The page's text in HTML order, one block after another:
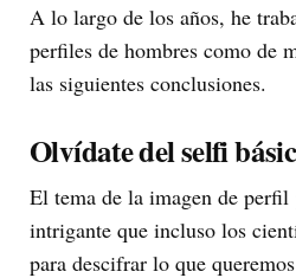
A lo largo de los años, he
perfiles de hombres como de
las siguientes conclusiones.
Olvídate del selfi
El tema de la imagen de perfil
intrigante que incluso los
para descifrar lo que